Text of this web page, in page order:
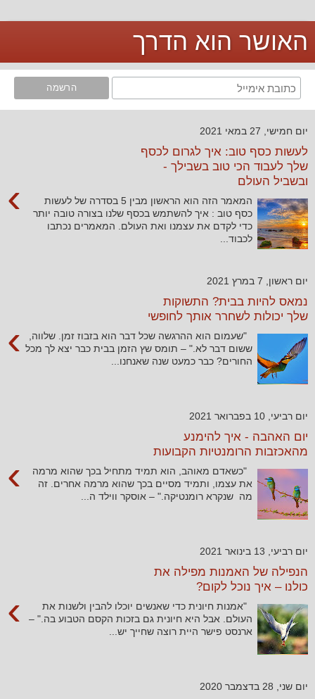
האושר הוא הדרך
יום חמישי, 27 במאי 2021
לעשות כסף טוב: איך לגרום לכסף
שלך לעבוד הכי טוב בשבילך -
ובשביל העולם
›
המאמר הזה הוא הראשון מבין 5 בסדרה של לעשות
כסף טוב : איך להשתמש בכסף שלנו בצורה טובה יותר
כדי לקדם את עצמנו ואת העולם. המאמרים נכתבו
לכבוד...
יום ראשון, 7 במרץ 2021
נמאס להיות בבית? התשוקות
שלך יכולות לשחרר אותך לחופשי
›
"שעמום הוא ההרגשה שכל דבר הוא בזבוז זמן. שלווה,
ששום דבר לא." – תומס שץ הזמן בבית כבר יצא לך מכל
החורים? כבר כמעט שנה שאנחנו...
יום רביעי, 10 בפברואר 2021
יום האהבה - איך להימנע
מהאכזבות הרומנטיות הקבועות
›
"כשאדם מאוהב, הוא תמיד מתחיל בכך שהוא מרמה
את עצמו, ותמיד מסיים בכך שהוא מרמה אחרים. זה
מה שנקרא רומנטיקה." – אוסקר ווילד ה...
יום רביעי, 13 בינואר 2021
הנפילה של האמנות מפילה את
כולנו – איך נוכל לקום?
›
"אמנות חיונית כדי שאנשים יוכלו להבין ולשנות את
העולם. אבל היא חיונית גם בזכות הקסם הטבוע בה." –
ארנסט פישר היית רוצה שחייך יש...
יום שני, 28 בדצמבר 2020